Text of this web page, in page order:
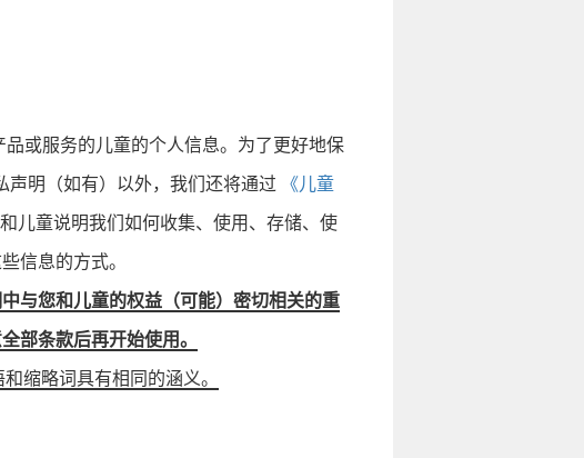
品或服务的儿童的个人信息。为了更好地保
声明（如有）以外，我们还将通过 《儿童
和儿童说明我们如何收集、使用、存储、使
信息的方式。
与您和儿童的权益（可能）密切相关的重
部条款后再开始使用。
缩略词具有相同的涵义。